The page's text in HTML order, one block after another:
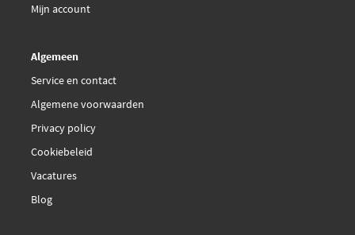
FTE BL2566A1
FTE BL2566B1
Fai Autoparts BP101
Mijn account
Algemeen
Service en contact
Algemene voorwaarden
Privacy policy
Cookiebeleid
Vacatures
Blog